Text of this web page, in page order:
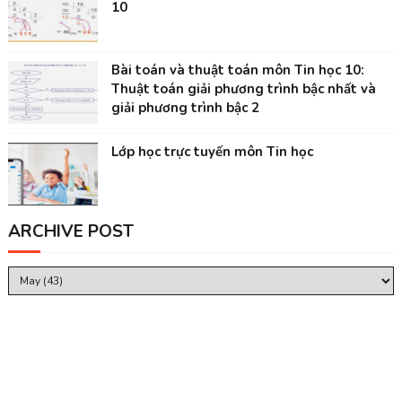
10
Bài toán và thuật toán môn Tin học 10:
Thuật toán giải phương trình bậc nhất và
giải phương trình bậc 2
Lớp học trực tuyến môn Tin học
ARCHIVE POST